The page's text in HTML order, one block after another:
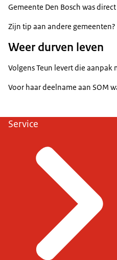
Gemeente Den Bosch was
Zijn tip aan andere
Weer durven leven
Volgens Teun levert die
Voor haar deelname aan SOM
Service